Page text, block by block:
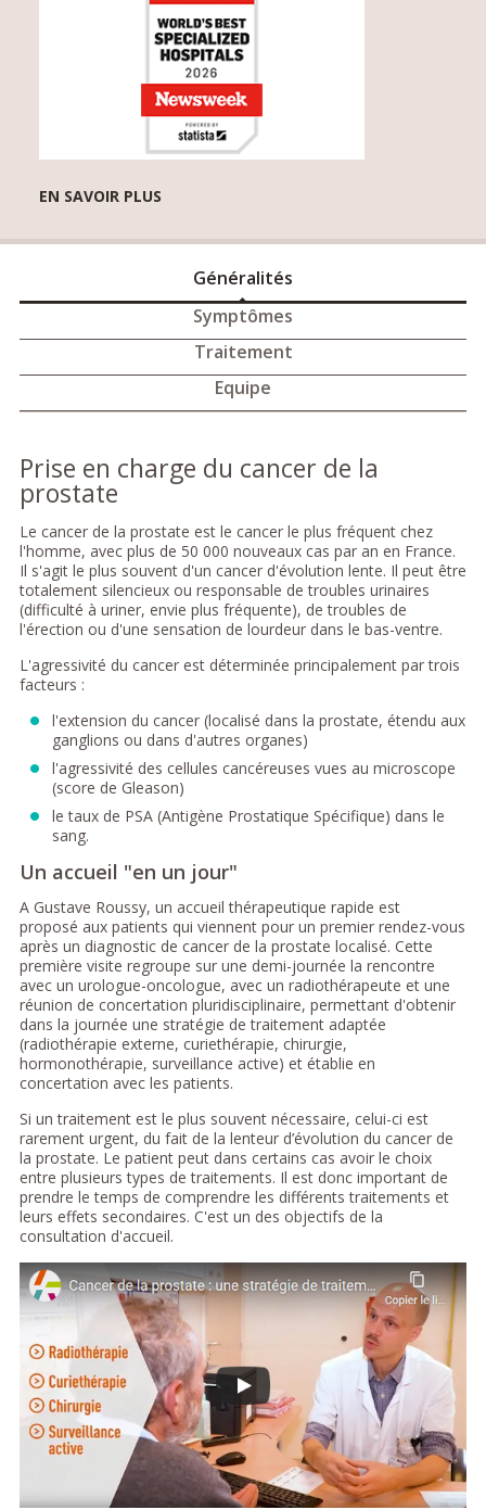
EN SAVOIR PLUS
Généralités
Symptômes
Traitement
Equipe
Prise en charge du cancer de la
prostate
Le cancer de la prostate est le cancer le plus fréquent chez
l'homme, avec plus de 50 000 nouveaux cas par an en France.
Il s'agit le plus souvent d'un cancer d'évolution lente. Il peut être
totalement silencieux ou responsable de troubles urinaires
(difficulté à uriner, envie plus fréquente), de troubles de
l'érection ou d'une sensation de lourdeur dans le bas-ventre.
L'agressivité du cancer est déterminée principalement par trois
facteurs :
l'extension du cancer (localisé dans la prostate, étendu aux
ganglions ou dans d'autres organes)
l'agressivité des cellules cancéreuses vues au microscope
(score de Gleason)
le taux de PSA (Antigène Prostatique Spécifique) dans le
sang.
Un accueil "en un jour"
A Gustave Roussy, un accueil thérapeutique rapide est
proposé aux patients qui viennent pour un premier rendez-vous
après un diagnostic de cancer de la prostate localisé. Cette
première visite regroupe sur une demi-journée la rencontre
avec un urologue-oncologue, avec un radiothérapeute et une
réunion de concertation pluridisciplinaire, permettant d'obtenir
dans la journée une stratégie de traitement adaptée
(radiothérapie externe, curiethérapie, chirurgie,
hormonothérapie, surveillance active) et établie en
concertation avec les patients.
Si un traitement est le plus souvent nécessaire, celui-ci est
rarement urgent, du fait de la lenteur d’évolution du cancer de
la prostate. Le patient peut dans certains cas avoir le choix
entre plusieurs types de traitements. Il est donc important de
prendre le temps de comprendre les différents traitements et
leurs effets secondaires. C'est un des objectifs de la
consultation d'accueil.